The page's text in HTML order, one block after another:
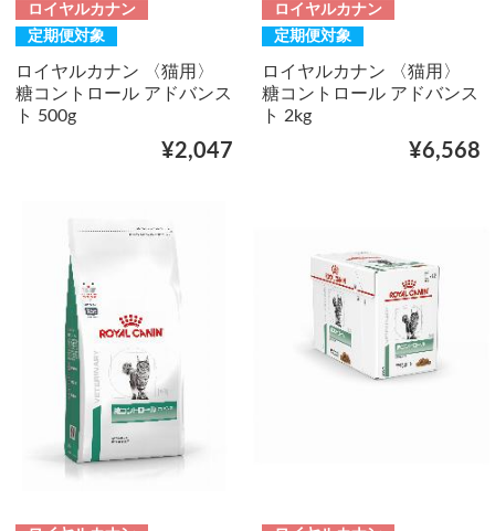
ロイヤルカナン
定期便対象
ロイヤルカナン 〈猫用〉
糖コントロール アドバンス
ト 500g
¥2,047
ロイヤルカナン
定期便対象
ロイヤルカナン 〈猫用〉
糖コントロール アドバンス
ト 2kg
¥6,568